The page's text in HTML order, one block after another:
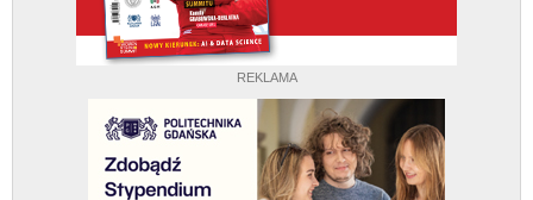
REKLAMA